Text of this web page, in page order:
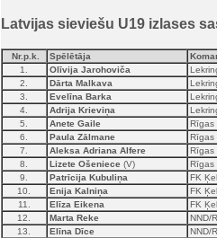
Latvijas sieviešu U19 izlases
Nr.p.k. Spēlētāja
1.
Olīvija Jarohoviča
2.
Dārta Malkava
3.
Evelīna Barka
4.
Adrija Krieviņa
5.
Anete Gaile
Rīgas
6.
Paula Zālmane
Rīgas
7.
Aleksa Adriana Alfere
Rīgas
8.
Lizete Ošeniece (V)
Rīgas
9.
Patrīcija Kubuliņa
FK
10.
Enija Kalniņa
FK
11.
Elīza Eikena
FK
12.
Marta Reke
NND/
13.
Elīna Dīce
NND/